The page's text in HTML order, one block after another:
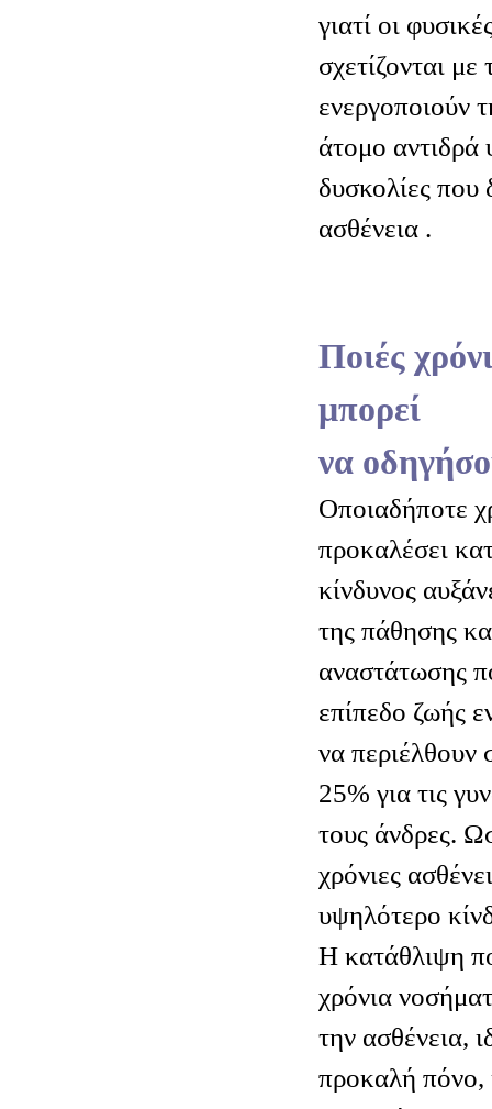
γιατί οι
σχετίζονται με
ενεργοποιούν
άτομο αντιδρά
δυσκολίες που
ασθένεια .
Ποιές
μπορεί
να
Οποιαδήποτε
προκαλέσει
κίνδυνος
της πάθησης
αναστάτωσης
επίπεδο ζωής
να περιέλθουν
25% για τις
τους άνδρες.
χρόνιες
υψηλότερο
Η κατάθλιψη
χρόνια
την ασθένεια,
προκαλή